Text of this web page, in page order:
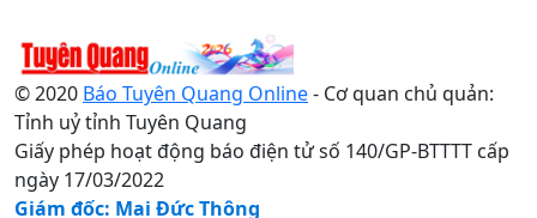
© 2020 Báo Tuyên Quang Online- Cơ quan chủ quản:
Tỉnh uỷ tỉnh Tuyên Quang
Giấy phép hoạt động báo điện tử số 140/GP-BTTTT cấp
ngày 17/03/2022
Giám đốc: Mai Đức Thông